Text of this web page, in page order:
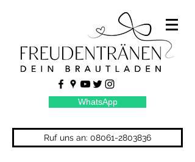
WhatsApp
Ruf uns an: 08061-2803836